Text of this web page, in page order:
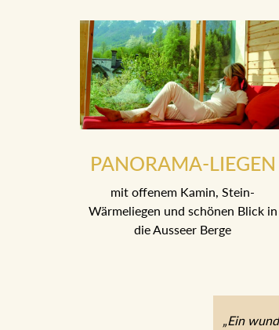
PANORAMA-LIEGEN
mit offenem Kamin, Stein-
Wärmeliegen und schönen Blick in
die Ausseer Berge
„Ein